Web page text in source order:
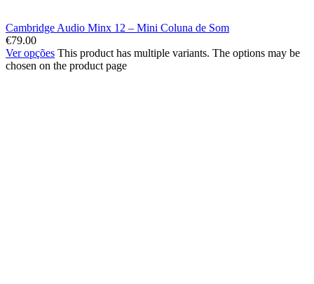
Cambridge Audio Minx 12 – Mini Coluna de Som
€79.00
Ver opções This product has multiple variants. The options may be
chosen on the product page